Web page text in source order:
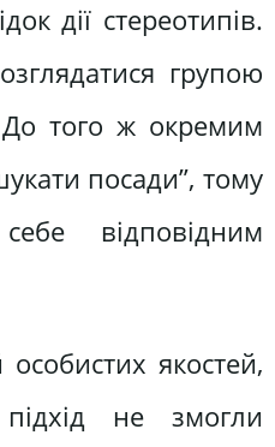
дії стереотипів.
групою
До того ж окремим
посади”, тому
відповідним
особистих якостей,
не змогли